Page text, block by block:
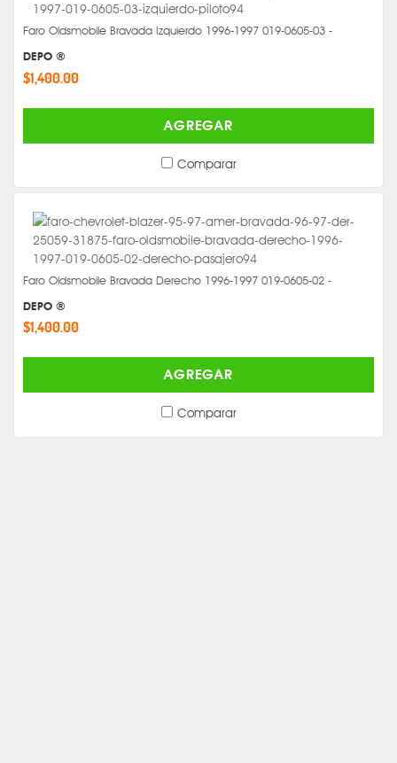
Faro Oldsmobile Bravada Izquierdo 1996-1997 019-0605-03 -
DEPO ®
$1,400.00
AGREGAR
Comparar
Faro Oldsmobile Bravada Derecho 1996-1997 019-0605-02 -
DEPO ®
$1,400.00
AGREGAR
Comparar